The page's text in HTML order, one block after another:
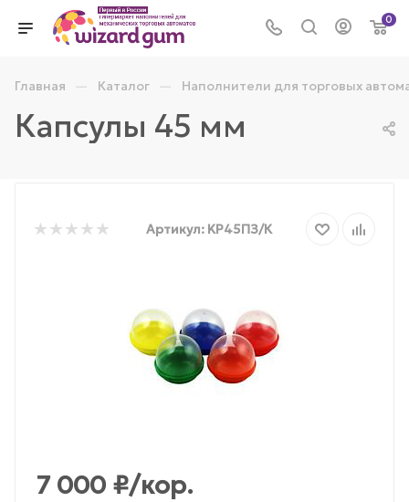
0
Главная — Каталог — Наполнители для торговых
Капсулы 45 мм
Артикул: KР45ПЗ/К
7 000 ₽/кор.